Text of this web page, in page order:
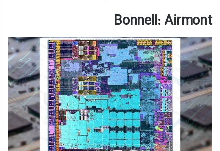
Bonnell: Airmont